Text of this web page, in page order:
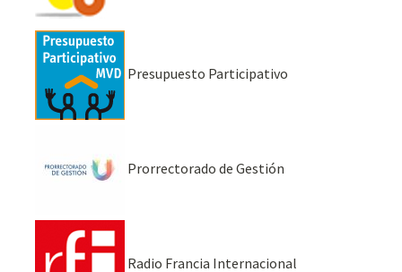
Presupuesto Participativo
Prorrectorado de Gestión
Radio Francia Internacional